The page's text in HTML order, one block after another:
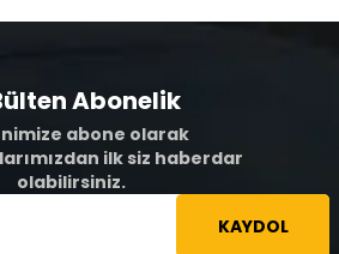
Abonelik
abone olarak
ilk siz haberdar
olabilirsiniz.
KAYDOL